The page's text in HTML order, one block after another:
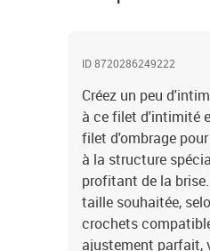
ID 8720286249222
Créez un peu
à ce filet d'intimité
filet d'ombrage
à la structure
profitant de la
taille souhaitée,
crochets
ajustement parfait,